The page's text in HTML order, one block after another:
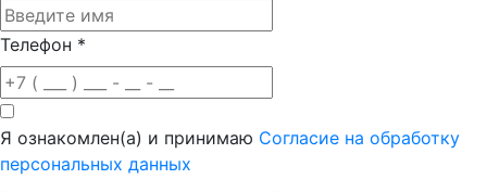
Телефон *
Я ознакомлен(а) и принимаю Согласие на обработку
персональных данных